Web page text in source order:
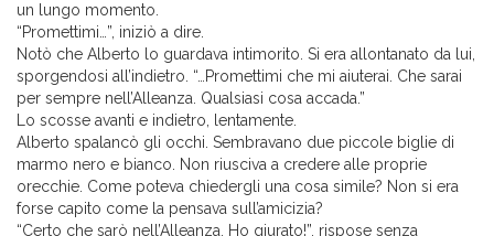
un lungo momento.
“Promettimi…”, iniziò a dire.
Notò che Alberto lo guardava intimorito. Si era allontanato da lui,
sporgendosi all’indietro. “…Promettimi che mi aiuterai. Che sarai
per sempre nell’Alleanza. Qualsiasi cosa accada.”
Lo scosse avanti e indietro, lentamente.
Alberto spalancò gli occhi. Sembravano due piccole biglie di
marmo nero e bianco. Non riusciva a credere alle proprie
orecchie. Come poteva chiedergli una cosa simile? Non si era
forse capito come la pensava sull’amicizia?
“Certo che sarò nell’Alleanza. Ho giurato!”, rispose senza